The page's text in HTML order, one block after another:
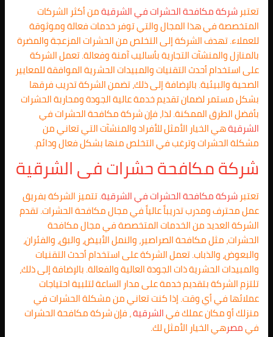
تعتبرشركة مكافحة الحشرات فيالشرقيةمن أكثر الشركات
المتخصصة في هذا المجال والتي توفر خدمات فعالة وموثوقة
للعملاء. تهدف الشركة إلى التخلص من الحشرات المزعجة والمضرة
بالمنازل والمنشآت التجارية بأساليب آمنة وفعالة. تعمل الشركة
على استخدام أحدث التقنيات والمبيدات الحشرية الموافقة للمعايير
الصحية والبيئية. بالإضافة إلى ذلك، تضمن الشركة تدريب فرقها
بشكل مستمر لضمان تقديم خدمة عالية الجودة ومحاربة الحشرات
بأفضل الطرق الممكنة. لذا، فإن شركة مكافحة الحشرات في
الشرقيةهي الخيار الأمثل للأفراد والمنشآت التي تعاني من
مشكلة الحشرات وترغب في التخلص منها بشكل فعال ودائم.
شركة مكافحة حشرات فىالشرقية
تعتبرشركة مكافحة الحشرات فيالشرقية. تتميز الشركة بفريق
عمل محترف ومدرب تدريباً عالياً في مجال مكافحة الحشرات. تقدم
الشركة العديد من الخدمات المتخصصة في مجال مكافحة
الحشرات، مثل مكافحة الصراصير، والنمل الأبيض، والبق، والفئران،
والبعوض، والذباب. تعمل الشركة على استخدام أحدث التقنيات
والمبيدات الحشرية ذات الجودة العالية والفعالة. بالإضافة إلى ذلك،
تلتزم الشركة بتقديم خدمة على مدار الساعة لتلبية احتياجات
عملائها في أي وقت. إذا كنت تعاني من مشكلة الحشرات في
منزلك أو مكان عملك فيالشرقية، فإن شركة مكافحة الحشرات
فيمصرهي الخيار الأمثل لك.